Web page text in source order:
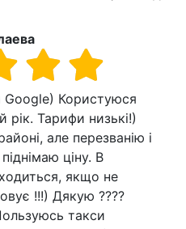
Google) Користуюся
рік. Тарифи низькі!)
але перезванію і
ціну. В
якщо не
!!!) Дякую ????
такси